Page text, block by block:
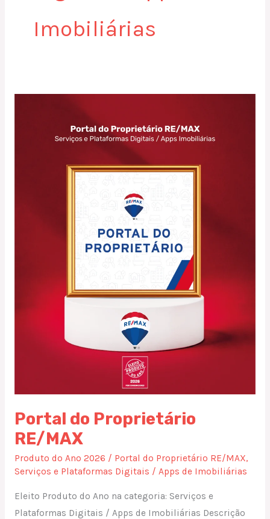
Imobiliárias
Portal do Proprietário
RE/MAX
Produto do Ano 2026 / Portal do Proprietário RE/MAX,
Serviços e Plataformas Digitais / Apps de Imobiliárias
Eleito Produto do Ano na categoria: Serviços e
Plataformas Digitais / Apps de Imobiliárias Descrição
Proprietário